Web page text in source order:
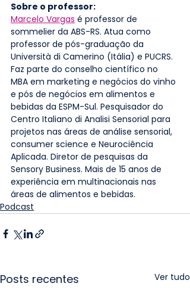
Sobre o professor:
Marcelo Vargas é professor de
sommelier da ABS-RS. Atua como
professor de pós-graduação da
Università di Camerino (Itália) e PUCRS.
Faz parte do conselho científico no
MBA em marketing e negócios do vinho
e pós de negócios em alimentos e
bebidas da ESPM-Sul. Pesquisador do
Centro Italiano di Analisi Sensorial para
projetos nas áreas de análise sensorial,
consumer science e Neurociência
Aplicada. Diretor de pesquisas da
Sensory Business. Mais de 15 anos de
experiência em multinacionais nas
áreas de alimentos e bebidas.
Podcast
Posts recentes Ver tudo